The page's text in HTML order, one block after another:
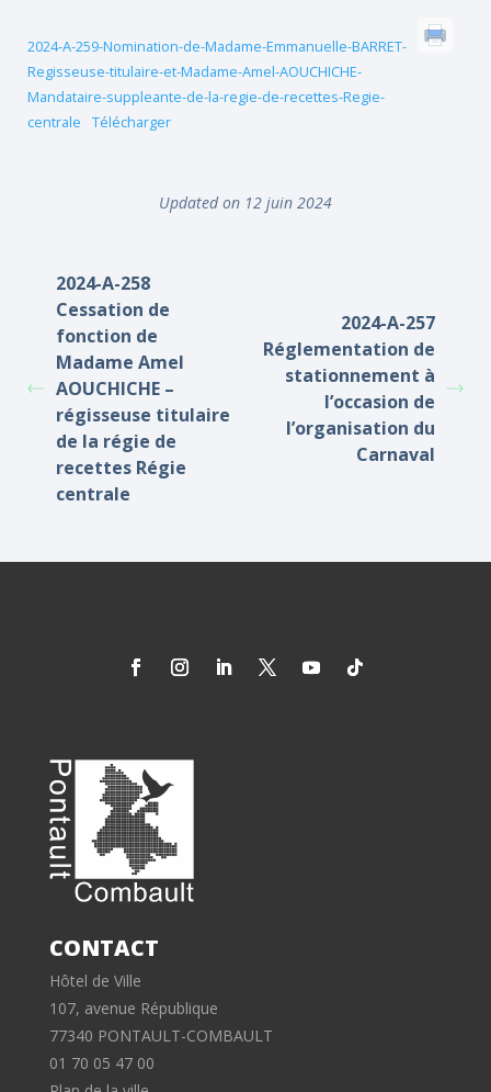
2024-A-259-Nomination-de-Madame-Emmanuelle-BARRET-
Regisseuse-titulaire-et-Madame-Amel-AOUCHICHE-
Mandataire-suppleante-de-la-regie-de-recettes-Regie-
centrale
Télécharger
Updated on 12 juin 2024
2024-A-258
Cessation de
fonction de
Madame Amel
AOUCHICHE –
régisseuse titulaire
de la régie de
recettes Régie
centrale
2024-A-257
Réglementation de
stationnement à
l’occasion de
l’organisation du
Carnaval
CONTACT
Hôtel de Ville
107, avenue République
77340 PONTAULT-COMBAULT
01 70 05 47 00